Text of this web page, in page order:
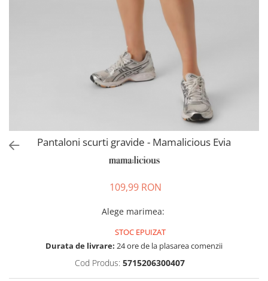
Pantaloni scurți pentru gravide
Pantaloni scurti gravide - Mamalicious Evia
109,99 RON
Alege marimea:
STOC EPUIZAT
Durata de livrare: 24 ore de la plasarea comenzii
Cod Produs: 5715206300407